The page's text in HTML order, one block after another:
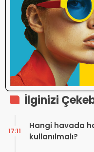
İlginizi
Hangi havada
kullanılmalı?
17:11